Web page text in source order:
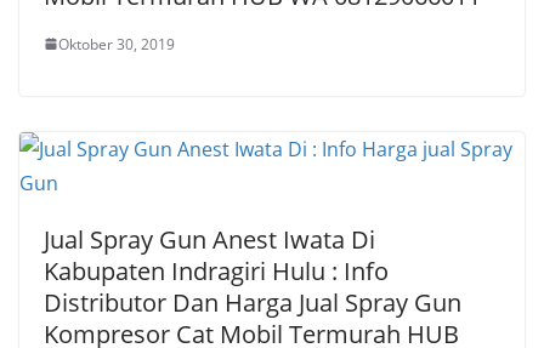
Oktober 30, 2019
Jual Spray Gun Anest Iwata Di
Kabupaten Indragiri Hulu : Info
Distributor Dan Harga Jual Spray Gun
Kompresor Cat Mobil Termurah HUB